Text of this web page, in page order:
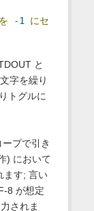
を -1
にセ
と
字を繰り
トグルに
プで引き
) において
ます; 言い
8 が想定
されま